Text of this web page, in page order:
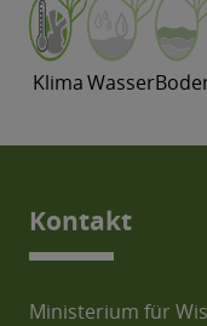
KlimaWasser
Kontakt
Ministerium für